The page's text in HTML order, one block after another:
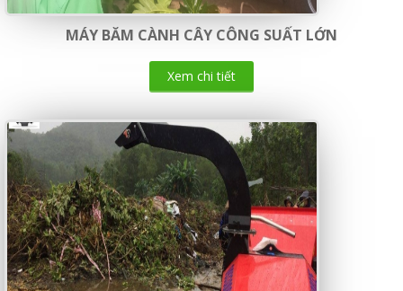
MÁY BĂM CÀNH CÂY CÔNG SUẤT LỚN
Xem chi tiết